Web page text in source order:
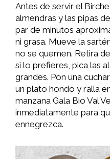
Antes de servir el
almendras y las pipas
par de minutos
ni grasa. Mueve la
no se quemen. Retira
si lo prefieres, pica las
grandes. Pon una
un plato hondo y ralla
manzana Gala Bio Val
inmediatamente para
ennegrezca.